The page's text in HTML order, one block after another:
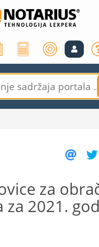
za
za 2021.